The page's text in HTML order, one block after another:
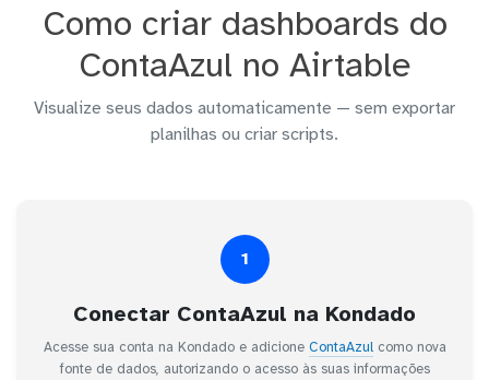
Como criar dashboards do
ContaAzul no Airtable
Visualize seus dados automaticamente — sem exportar
planilhas ou criar scripts.
1
Conectar ContaAzul na Kondado
Acesse sua conta na Kondado e adicione ContaAzulcomo nova
fonte de dados, autorizando o acesso às suas informações